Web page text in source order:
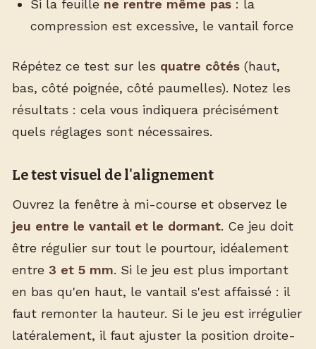
Si la feuille ne rentre même pas: la
compression est excessive, le vantail force
Répétez ce test sur les quatre côtés (haut,
bas, côté poignée, côté paumelles). Notez les
résultats : cela vous indiquera précisément
quels réglages sont nécessaires.
Le test visuel de l'alignement
Ouvrez la fenêtre à mi-course et observez le
jeu entre le vantail et le dormant. Ce jeu doit
être régulier sur tout le pourtour, idéalement
entre 3 et 5 mm. Si le jeu est plus important
en bas qu'en haut, le vantail s'est affaissé : il
faut remonter la hauteur. Si le jeu est irrégulier
latéralement, il faut ajuster la position droite-